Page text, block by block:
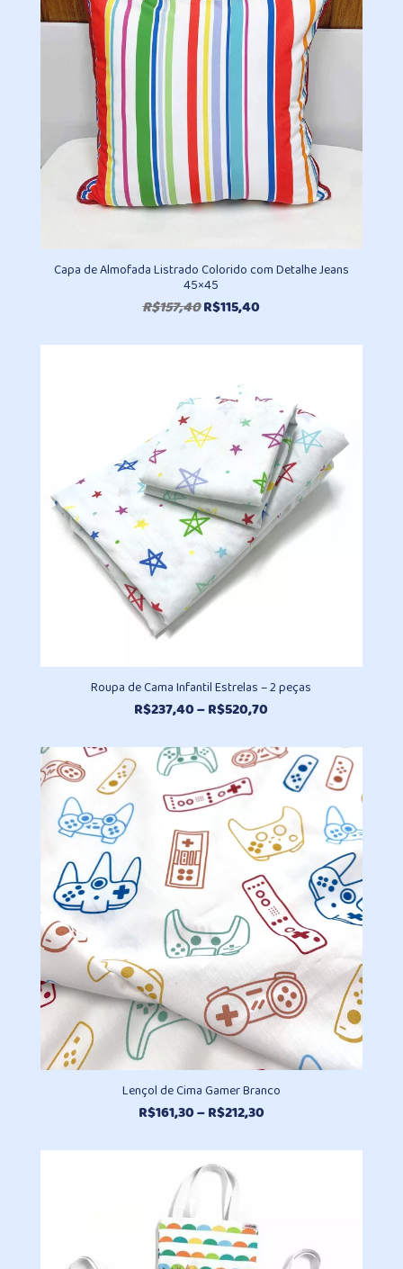
Capa de Almofada Listrado Colorido com Detalhe Jeans
45×45
R$157,40O
original
R$157,40.
R$115,40
atual
Roupa de Cama Infantil Estrelas – 2 peças
R$237,40–R$520,70
preço:
R$237,40
através
R$520,70
Lençol de Cima Gamer Branco
R$161,30–R$212,30Faixa
preço: